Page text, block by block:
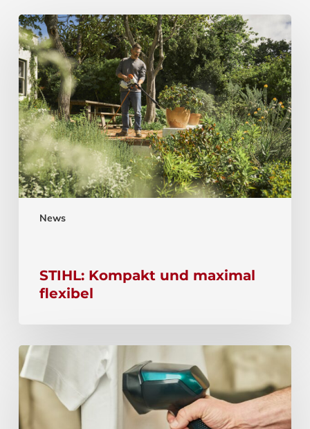
News
STIHL: Kompakt und maximal
flexibel